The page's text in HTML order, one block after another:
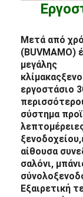
Μετά από
(BUVMAMO)
μεγάλης
κλίμακας
εργοστάσιο
σύστημα
ξενοδοχείου,
αίθουσα
σαλόνι,
σύνολο
Εξαιρετική